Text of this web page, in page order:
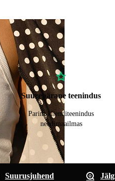
Suurepärane teenindus
Parim klienditeenindus
needimaailmas
Suurusjuhend